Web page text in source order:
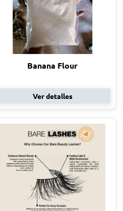
Banana Flour
Ver detalles